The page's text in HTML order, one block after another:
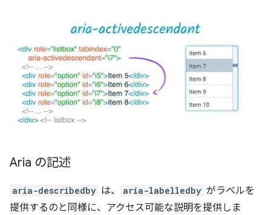
Aria の記述
aria-describedby は、 aria-labelledby がラベルを
提供するのと同様に、アクセス可能な説明を提供しま